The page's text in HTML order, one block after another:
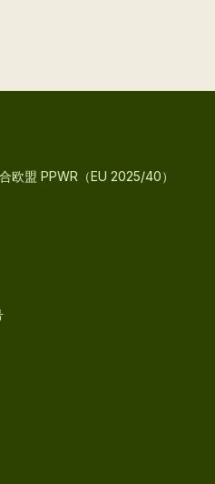
欧盟 PPWR（EU 2025/40）